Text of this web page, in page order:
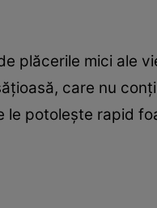
plăcerile mici ale
care nu
le potoleşte rapid